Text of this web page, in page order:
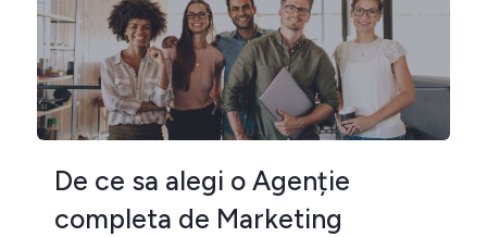
De ce sa alegi o Agenție
completa de Marketing